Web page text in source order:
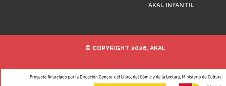
AKAL INFANTIL
© COPYRIGHT 2026, AKAL